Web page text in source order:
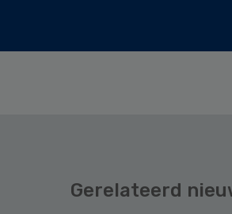
Gerelateerd